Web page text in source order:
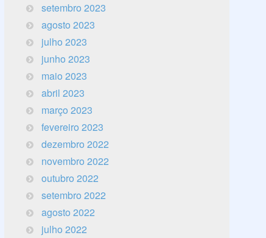
setembro 2023
agosto 2023
julho 2023
junho 2023
maio 2023
abril 2023
março 2023
fevereiro 2023
dezembro 2022
novembro 2022
outubro 2022
setembro 2022
agosto 2022
julho 2022